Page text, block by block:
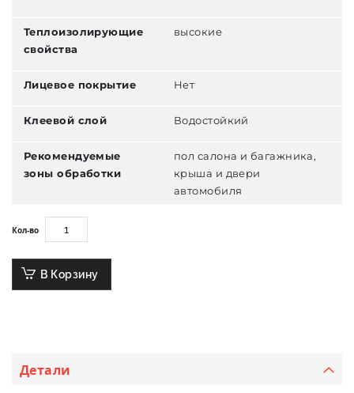
Теплоизолирующие
свойства
высокие
Лицевое покрытие Нет
Клеевой слой Водостойкий
Рекомендуемые
зоны обработки
пол салона и багажника,
крыша и двери
автомобиля
Кол-во
В Корзину
Детали